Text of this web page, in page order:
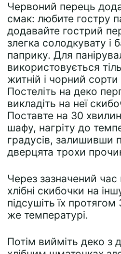
Червоний перець
смак: любите гостру
додавайте гострий
злегка солодкувату і
паприку. Для
використовується
житній і чорний сорти
Постеліть на деко
викладіть на неї
Поставте на 30
шафу, нагріту до
градусів, залишивши
дверцята трохи
Через зазначений час
хлібні скибочки на
підсушіть їх
же температурі.
Потім вийміть деко з